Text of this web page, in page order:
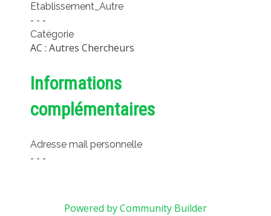
Etablissement_Autre
- - -
Catégorie
AC : Autres Chercheurs
Informations
complémentaires
Adresse mail personnelle
- - -
Powered by Community Builder